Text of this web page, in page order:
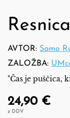
AVTOR: Samo
ZALOŽBA:
"Čas je puščica,
24,90 €
z DDV